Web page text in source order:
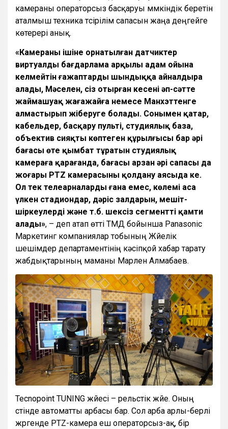
камераны операторсыз басқаруы мүмкіндік беретін
аталмыш техника түсірілім сапасын жаңа деңгейге
көтерері анық.
«Камераның ішіне орнатылған датчиктер
виртуалды бағдарлама арқылы адам ойына
келмейтін ғажаптарды шындыққа айналдыра
алады, Мәселен, сіз отырған кеңсені әп-сәтте
жаймашуақ жағажайға немесе Манхэттенге
алмастырып жіберуге болады. Сонымен қатар,
кабельдер, басқару пульті, студиялық база,
объектив сияқты көптеген құрылғысы бар әрі
бағасы өте қымбат тұратын студиялық
камераға қарағанда, бағасы арзан әрі сапасы да
жоғары PTZ камерасының қолдану аясыда кең.
Ол тек телеарналарды ғана емес, көлемі аса
үлкен стадиондар, дәріс залдарын, мешіт-
шіркеулерді және т.б. шексіз сегментті қамти
алады», – деп атап өтті ТМД бойынша Panasonic
Маркетинг компаниялар тобының Жүйелік
шешімдер департаментінің кәсіпқой хабар тарату
жабдықтарының маманы Марлен Алмабаев.
Tecnopoint TUNING жүйесі – рельстік жүйе. Оның
үстінде автоматты арбасы бар. Сол арба арлы-берлі
жүргенде PTZ-камера еш операторсыз-ақ, бір